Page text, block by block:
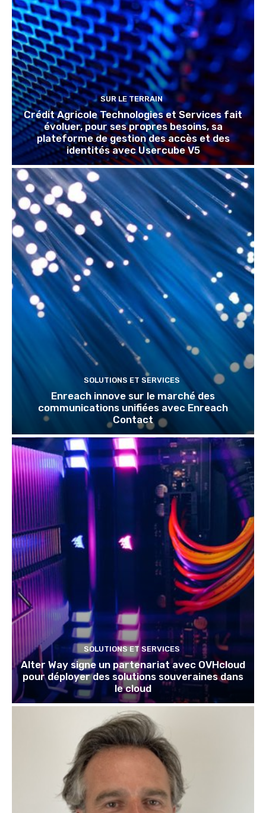
SUR LE TERRAIN
Crédit Agricole Technologies et Services fait
évoluer, pour ses propres besoins, sa
plateforme de gestion des accès et des
identités avec Usercube V5
SOLUTIONS ET SERVICES
Enreach innove sur le marché des
communications unifiées avec Enreach
Contact
SOLUTIONS ET SERVICES
Alter Way signe un partenariat avec OVHcloud
pour déployer des solutions souveraines dans
le cloud